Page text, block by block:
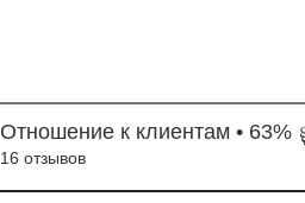
Отношение к клиентам • 63%
16 отзывов